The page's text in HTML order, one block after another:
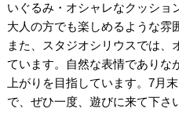
いぐるみ・オシャレなクッシ
大人の方でも楽しめるような雰
また、スタジオシリウスでは、
ています。自然な表情でありな
上がりを目指しています。7月
で、ぜひ一度、遊びに来て下さ